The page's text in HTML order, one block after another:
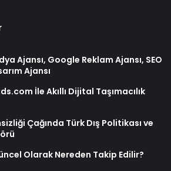
Ajansı, Google Reklam Ajansı, SEO
Ajansı
İle Akıllı Dijital Taşımacılık
Çağında Türk Dış Politikası ve
Olarak Nereden Takip Edilir?